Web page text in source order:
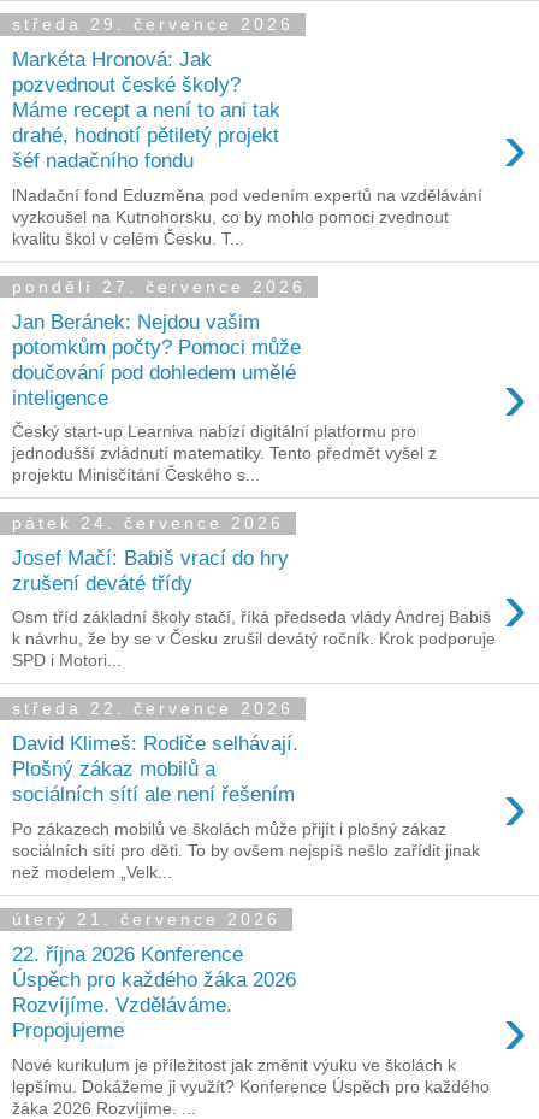
středa 29. července 2026
Markéta Hronová: Jak
pozvednout české školy?
Máme recept a není to ani tak
drahé, hodnotí pětiletý projekt
šéf nadačního fondu
›
lNadační fond Eduzměna pod vedením expertů na vzdělávání
vyzkoušel na Kutnohorsku, co by mohlo pomoci zvednout
kvalitu škol v celém Česku. T...
pondělí 27. července 2026
Jan Beránek: Nejdou vašim
potomkům počty? Pomoci může
doučování pod dohledem umělé
inteligence
›
Český start-up Learniva nabízí digitální platformu pro
jednodušší zvládnutí matematiky. Tento předmět vyšel z
projektu Minisčítání Českého s...
pátek 24. července 2026
Josef Mačí: Babiš vrací do hry
zrušení deváté třídy
›
Osm tříd základní školy stačí, říká předseda vlády Andrej Babiš
k návrhu, že by se v Česku zrušil devátý ročník. Krok podporuje
SPD i Motori...
středa 22. července 2026
David Klimeš: Rodiče selhávají.
Plošný zákaz mobilů a
sociálních sítí ale není řešením
›
Po zákazech mobilů ve školách může přijít i plošný zákaz
sociálních sítí pro děti. To by ovšem nejspíš nešlo zařídit jinak
než modelem „Velk...
úterý 21. července 2026
22. října 2026 Konference
Úspěch pro každého žáka 2026
Rozvíjíme. Vzděláváme.
Propojujeme
›
Nové kurikulum je příležitost jak změnit výuku ve školách k
lepšímu. Dokážeme ji využít? Konference Úspěch pro každého
žáka 2026 Rozvíjíme. ...